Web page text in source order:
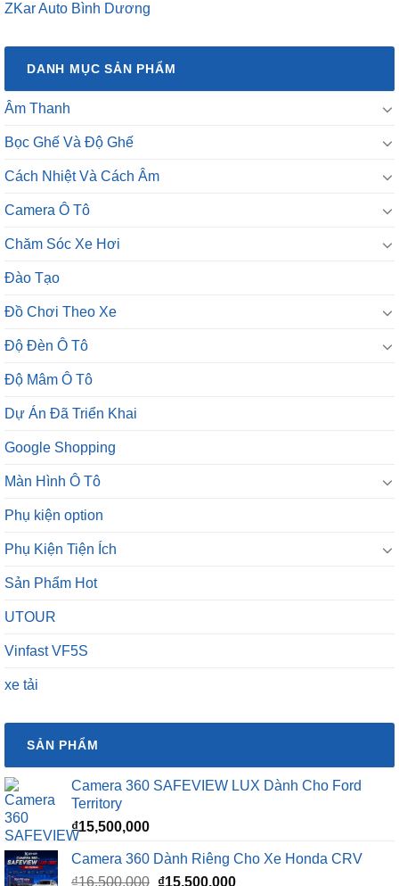
ZKar Auto Bình Dương
DANH MỤC SẢN PHẨM
Âm Thanh
Bọc Ghế Và Độ Ghế
Cách Nhiệt Và Cách Âm
Camera Ô Tô
Chăm Sóc Xe Hơi
Đào Tạo
Đồ Chơi Theo Xe
Độ Đèn Ô Tô
Độ Mâm Ô Tô
Dự Án Đã Triển Khai
Google Shopping
Màn Hình Ô Tô
Phụ kiện option
Phụ Kiện Tiện Ích
Sản Phẩm Hot
UTOUR
Vinfast VF5S
xe tải
SẢN PHẨM
Camera 360 SAFEVIEW LUX Dành Cho Ford
Territory
₫15,500,000
Camera 360 Dành Riêng Cho Xe Honda CRV
₫16,500,000 Giá
₫15,500,000Giá